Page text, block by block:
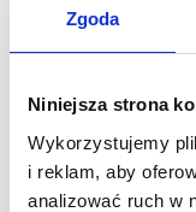
Zgoda
Niniejsza strona
Wykorzystujemy
i reklam, aby
analizować ruch w
Roll-Up Compact
to
przystępnej ceny.
produkt. Roll-Up w
zastosowanie jako
krótkoterminowych